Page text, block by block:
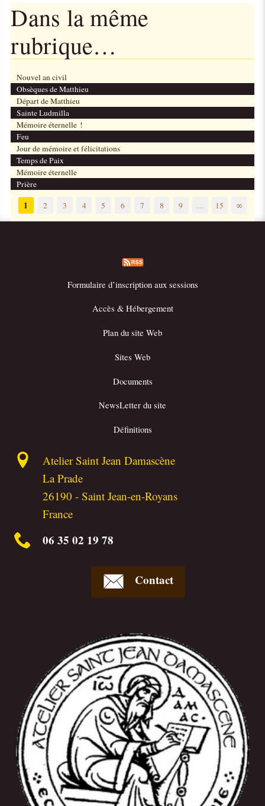
Dans la même
rubrique…
Nouvel an civil
Obsèques de Matthieu
Départ de Matthieu
Sainte Ludmilla
Mémoire éternelle !
Feu
Jour de mémoire et félicitations
Temps de Paix
Mémoire éternelle
Prière
1 2 3 4 5 6 7 8 9 … 15 ∞
Formulaire d’inscription aux sessions
Accès & Hébergement
Plan du site Web
Sites Web
Documents
NewsLetter du site
Définitions
Atelier Saint Jean Damascène
La Prade
26190 -Saint Jean-en-Royans
France
06 35 02 19 78
Contact